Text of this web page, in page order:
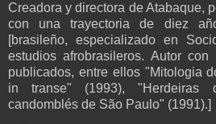
Creadora y directora de Atabaque,
con una trayectoria de diez
[brasileño, especializado en
estudios afrobrasileros. Autor
publicados, entre ellos "Mitologia
in transe" (1993), "Herdeiras
candomblés de São Paulo" (1991).]